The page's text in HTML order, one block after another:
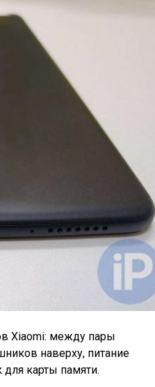
Xiaomi: между пары
наверху, питание
для карты памяти.